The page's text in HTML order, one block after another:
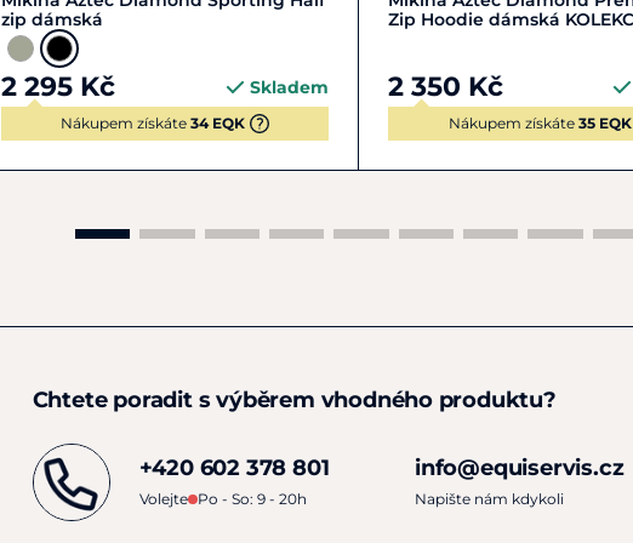
zip dámská
2 295 Kč Skladem
Nákupem získáte 34 EQK
Zip Hoodie dámská
2 350 Kč
Nákupem získáte 35 EQK
Chtete poradit s výběrem vhodného produktu?
+420 602 378 801
Volejte Po - So: 9 - 20h
info@equiservis.cz
Napište nám kdykoli